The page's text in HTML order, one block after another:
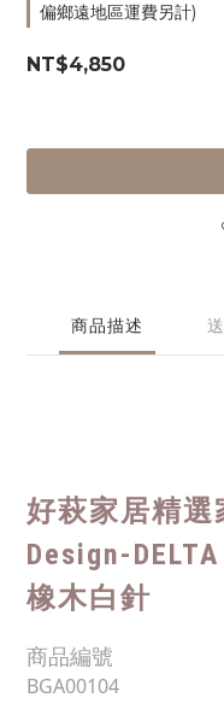
偏鄉遠地區運費另計)
NT$4,850
商品描述
好萩家居精選
Design-
橡木白針
商品編號
BGA00104